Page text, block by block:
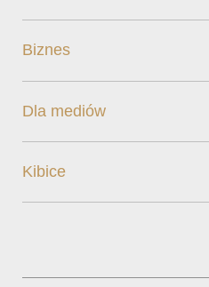
Biznes
Dla mediów
Kibice